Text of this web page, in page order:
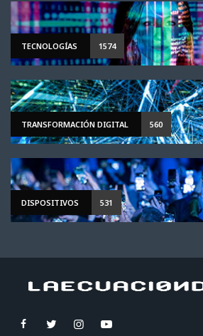
TECNOLOGÍAS 1574
TRANSFORMACIÓN DIGITAL 560
DISPOSITIVOS 531